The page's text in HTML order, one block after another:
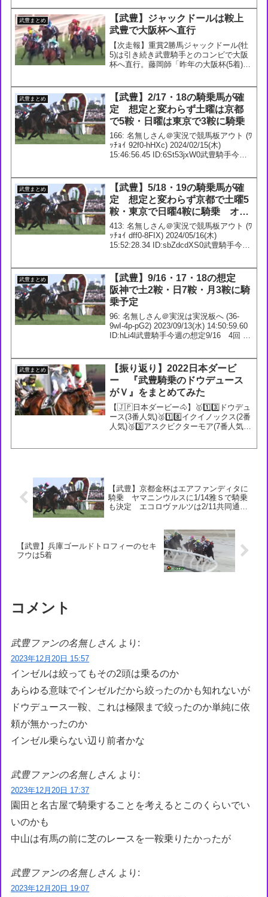
との出会いだったと語る#郷ひろみ×#武
豊#スイッチインタ...
武豊まとめ
【武豊】ジャックドールは鞍上
武豊で大阪杯へ直行
【次走報】重賞2勝馬ジャックドール(牡
5)は引き続き武豊騎手とのコンビで大阪
杯へ直行。藤岡師「昨年の大阪杯(5着)は
いと」#ジャックドール— netkeiba
(@n...
武豊まとめ
【武豊】2/17・18の騎乗馬が確
定 想定と変わらず土曜は京都
で5鞍・日曜は東京で3鞍に騎乗
166: 名無しさん＠実況で競馬板アウト (ﾜ
ｯﾁｮｲ 92f0-hHXc) 2024/02/15(木)
15:46:56.45 ID:6St53jxW0武豊騎手今週
武豊まとめ
【武豊】5/18・19の騎乗馬が確
定 想定と変わらず京都で土曜5
鞍・東京で日曜4鞍に騎乗 オー
クスのスウィープフィートは7枠
13番に
413: 名無しさん＠実況で競馬板アウト (ﾜ
ｯﾁｮｲ dff0-8FIX) 2024/05/16(木)
15:52:28.34 ID:sbZdcdXS0武豊騎手今週
武豊まとめ
【武豊】9/16・17・18の想定
阪神で土2鞍・日7鞍・月3鞍に騎
乗予定
96: 名無しさん＠実況は実況板へ (36-
9wI-4p-pG2) 2023/09/13(水) 14:50:59.60
ID:hLi4l武豊騎手今週の想定9/16 4回 阪
武豊まとめ
【振り返り】2022日本ダービ
ー 『武豊騎乗のドウデュース
がＶ』をまとめてみた
【🇯🇵日本ダービー🐴】🥇1️⃣3️⃣ドウデュ
ース(3番人気)🥈1️⃣8️⃣イクイノックス(2番
人気)🥉3️⃣アスクビクターモア(7番人気)
【武豊】京都金杯はエアファンディタに
騎乗 ヤマニンウルスに1/14雅Ｓで騎乗
も決定 エコロヴァルツは2/11共同通信
【武豊】兵庫ゴールドトロフィーのセキ
フウは5着
コメント
武豊ファンの名無しさん より:
2023年12月20日 15:57
インゼルは絞ってもその2頭は乗るのか
あらゆる意味でインゼルだから絞ったのかも知れないが
ドウデュース一鞍、これは極限まで絞ったのか単純に依
頼が無かったのか
インゼル乗らない辺り前者かな
武豊ファンの名無しさん より:
2023年12月20日 17:37
園田と名古屋で騎乗することを考えるとこのくらいでい
いのかも
中山は有馬の前に芝のレースを一鞍乗りたかったが
武豊ファンの名無しさん より:
2023年12月20日 19:07